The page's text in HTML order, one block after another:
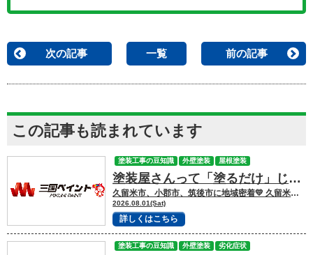
次の記事 一覧 前の記事
この記事も読まれています
塗装屋さんって「塗るだけ」じゃない！一体どうなってるの？
久留米市、小郡市、筑後市に地域密着💛 久留米市諏訪野町で外壁塗装・屋根塗装をして
2026.08.01(Sat)
詳しくはこちら
塗装工事の豆知識 外壁塗装 屋根塗装
塗装工事の豆知識 外壁塗装 劣化症状